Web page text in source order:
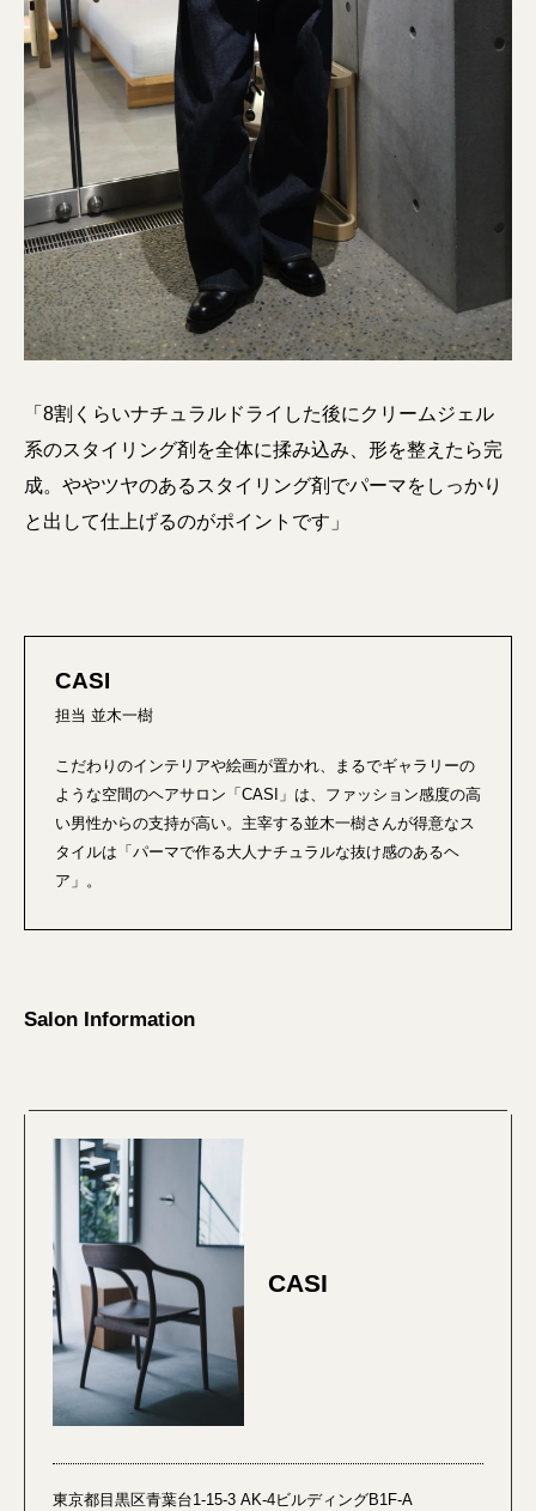
「8割くらいナチュラルドライした後にクリームジェル
系のスタイリング剤を全体に揉み込み、形を整えたら完
成。ややツヤのあるスタイリング剤でパーマをしっかり
と出して仕上げるのがポイントです」
CASI
担当 並木一樹
こだわりのインテリアや絵画が置かれ、まるでギャラリーの
ような空間のヘアサロン「CASI」は、ファッション感度の高
い男性からの支持が高い。主宰する並木一樹さんが得意なス
タイルは「パーマで作る大人ナチュラルな抜け感のあるヘ
ア」。
Salon Information
CASI
東京都目黒区青葉台1-15-3 AK-4ビルディングB1F-A